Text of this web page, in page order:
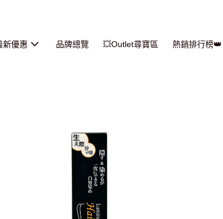
新優惠 品牌總覽 💥Outlet尋寶區 熱銷排行榜👑